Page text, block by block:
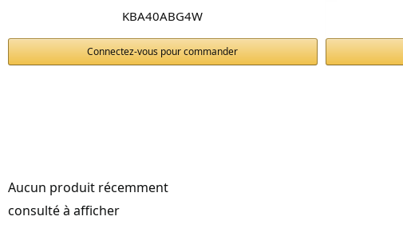
KBA40ABG4W
Connectez-vous pour commander
Aucun produit récemment
consulté à afficher